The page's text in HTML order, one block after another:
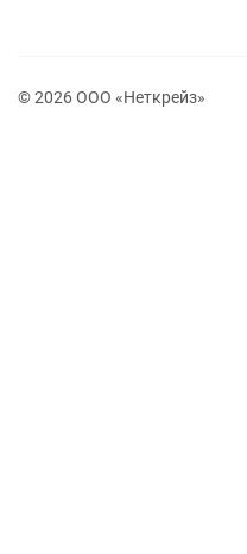
© 2026 ООО «Неткрейз»